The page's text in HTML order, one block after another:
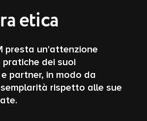
etica
presta un'attenzione
dei suoi
partner, in modo da
rispetto alle sue